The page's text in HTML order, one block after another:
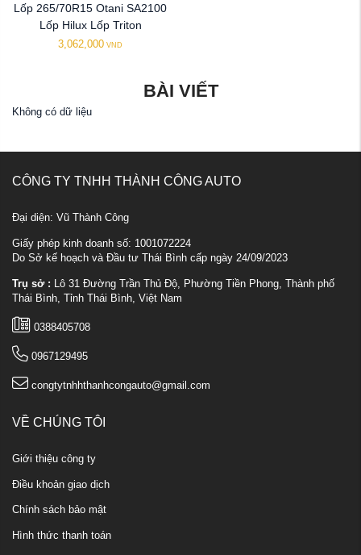
Lốp 265/70R15 Otani SA2100
Lốp Hilux Lốp Triton
3,062,000 VND
BÀI VIẾT
Không có dữ liệu
CÔNG TY TNHH THÀNH CÔNG AUTO
Đại diện: Vũ Thành Công
Giấy phép kinh doanh số: 1001072224
Do Sở kế hoạch và Đầu tư Thái Bình cấp ngày 24/09/2023
Trụ sở : Lô 31 Đường Trần Thủ Độ, Phường Tiền Phong, Thành phố
Thái Bình, Tỉnh Thái Bình, Việt Nam
0388405708
0967129495
congtytnhhthanhcongauto@gmail.com
VỀ CHÚNG TÔI
Giới thiệu công ty
Điều khoản giao dịch
Chính sách bảo mật
Hình thức thanh toán